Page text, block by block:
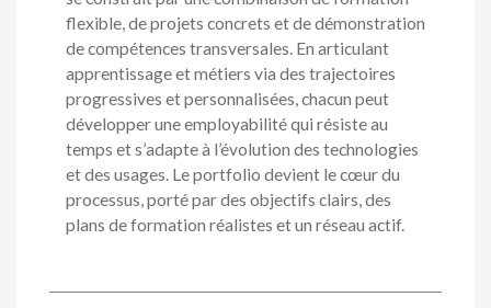
flexible, de projets concrets et de démonstration
de compétences transversales. En articulant
apprentissage et métiers via des trajectoires
progressives et personnalisées, chacun peut
développer une employabilité qui résiste au
temps et s’adapte à l’évolution des technologies
et des usages. Le portfolio devient le cœur du
processus, porté par des objectifs clairs, des
plans de formation réalistes et un réseau actif.